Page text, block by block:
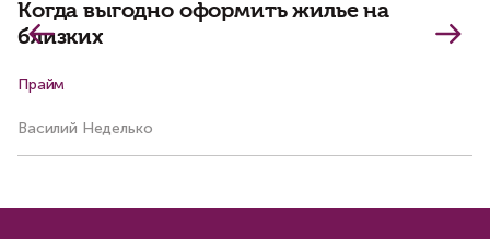
Когда выгодно оформить жилье на
близких
Прайм
Василий Неделько